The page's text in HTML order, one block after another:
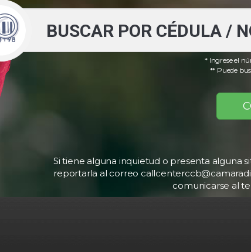
* Ingrese el
** Puede
Si tiene alguna inquietud o presenta alguna
reportarla al correo
comunicarse al